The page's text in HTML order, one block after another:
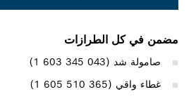
مضمن في كل الطرازات
صامولة شد (‎1 603 345 043)
غطاء واقي (‎1 605 510 365)